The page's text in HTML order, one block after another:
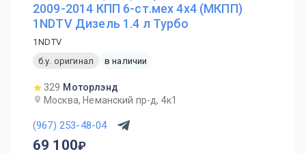
2009-2014 КПП 6-ст.мех 4х4 (МКПП)
1NDTV Дизель 1.4 л Турбо
1NDTV
б.у. оригинал
в наличии
329 Моторлэнд
Москва, Неманский пр-д, 4к1
(967) 253-48-04
69 100